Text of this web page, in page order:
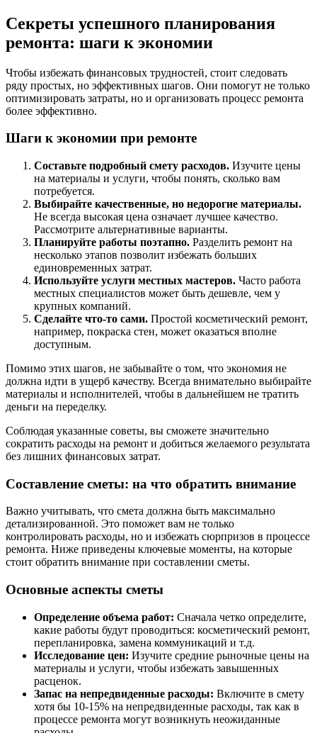
Секреты успешного планирования
ремонта: шаги к экономии
Чтобы избежать финансовых трудностей, стоит следовать
ряду простых, но эффективных шагов. Они помогут не только
оптимизировать затраты, но и организовать процесс ремонта
более эффективно.
Шаги к экономии при ремонте
Составьте подробный смету расходов. Изучите цены
на материалы и услуги, чтобы понять, сколько вам
потребуется.
Выбирайте качественные, но недорогие материалы.
Не всегда высокая цена означает лучшее качество.
Рассмотрите альтернативные варианты.
Планируйте работы поэтапно. Разделить ремонт на
несколько этапов позволит избежать больших
единовременных затрат.
Используйте услуги местных мастеров. Часто работа
местных специалистов может быть дешевле, чем у
крупных компаний.
Сделайте что-то сами. Простой косметический ремонт,
например, покраска стен, может оказаться вполне
доступным.
Помимо этих шагов, не забывайте о том, что экономия не
должна идти в ущерб качеству. Всегда внимательно выбирайте
материалы и исполнителей, чтобы в дальнейшем не тратить
деньги на переделку.
Соблюдая указанные советы, вы сможете значительно
сократить расходы на ремонт и добиться желаемого результата
без лишних финансовых затрат.
Составление сметы: на что обратить внимание
Важно учитывать, что смета должна быть максимально
детализированной. Это поможет вам не только
контролировать расходы, но и избежать сюрпризов в процессе
ремонта. Ниже приведены ключевые моменты, на которые
стоит обратить внимание при составлении сметы.
Основные аспекты сметы
Определение объема работ: Сначала четко определите,
какие работы будут проводиться: косметический ремонт,
перепланировка, замена коммуникаций и т.д.
Исследование цен: Изучите средние рыночные цены на
материалы и услуги, чтобы избежать завышенных
расценок.
Запас на непредвиденные расходы: Включите в смету
хотя бы 10-15% на непредвиденные расходы, так как в
процессе ремонта могут возникнуть неожиданные